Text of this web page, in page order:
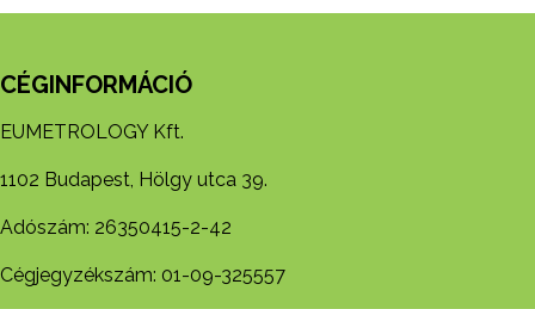
CÉGINFORMÁCIÓ
EUMETROLOGY Kft.
1102 Budapest, Hölgy utca 39.
Adószám: 26350415-2-42
Cégjegyzékszám: 01-09-325557